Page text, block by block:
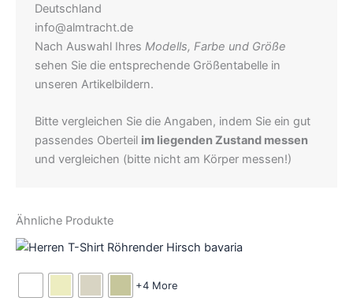
Deutschland
info@almtracht.de
Nach Auswahl Ihres Modells, Farbe und Größe
sehen Sie die entsprechende Größentabelle in
unseren Artikelbildern.
Bitte vergleichen Sie die Angaben, indem Sie ein gut
passendes Oberteil im liegenden Zustand messen
und vergleichen (bitte nicht am Körper messen!)
Ähnliche Produkte
+4 More
Preisspanne:
bis
49,90 €
Dieses
weist